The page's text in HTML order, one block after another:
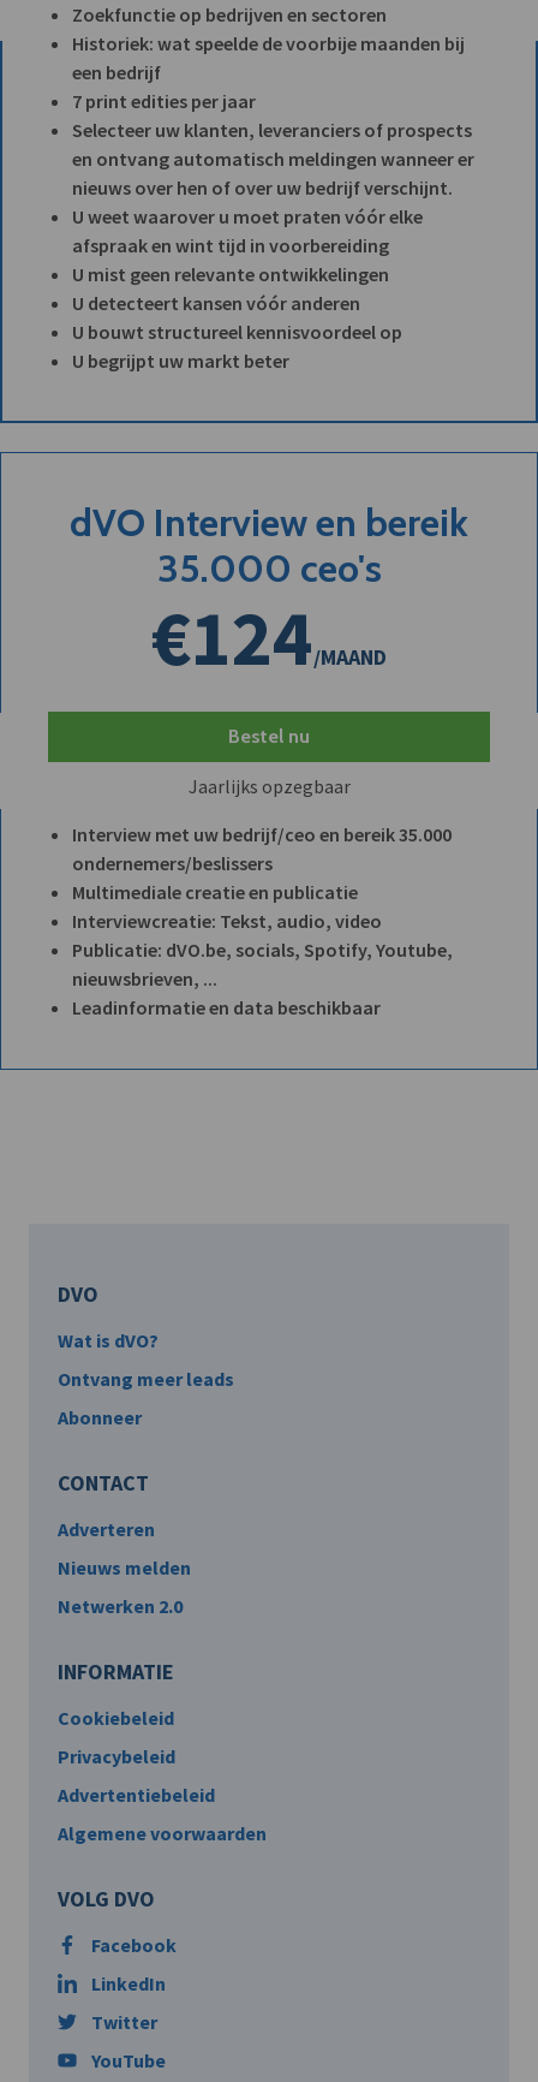
Zoekfunctie op bedrijven en sectoren
Historiek: wat speelde de voorbije maanden bij
een bedrijf
7 print edities per jaar
Selecteer uw klanten, leveranciers of prospects
en ontvang automatisch meldingen wanneer er
nieuws over hen of over uw bedrijf verschijnt.
U weet waarover u moet praten vóór elke
afspraak en wint tijd in voorbereiding
U mist geen relevante ontwikkelingen
U detecteert kansen vóór anderen
U bouwt structureel kennisvoordeel op
U begrijpt uw markt beter
dVO Interview en bereik
35.000 ceo's
€124/MAAND
Bestel nu
Jaarlijks opzegbaar
Interview met uw bedrijf/ceo en bereik 35.000
ondernemers/beslissers
Multimediale creatie en publicatie
Interviewcreatie: Tekst, audio, video
Publicatie: dVO.be, socials, Spotify, Youtube,
nieuwsbrieven, ...
Leadinformatie en data beschikbaar
DVO
Wat is dVO?
Ontvang meer leads
Abonneer
CONTACT
Adverteren
Nieuws melden
Netwerken 2.0
INFORMATIE
Cookiebeleid
Privacybeleid
Advertentiebeleid
Algemene voorwaarden
VOLG DVO
Facebook
LinkedIn
Twitter
YouTube